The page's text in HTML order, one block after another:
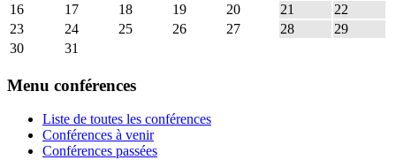
16
17 18 19 20 21
22
23
24 25 26 27 28
29
30
31
Menu conférences
Liste de toutes les conférences
Conférences à venir
Conférences passées